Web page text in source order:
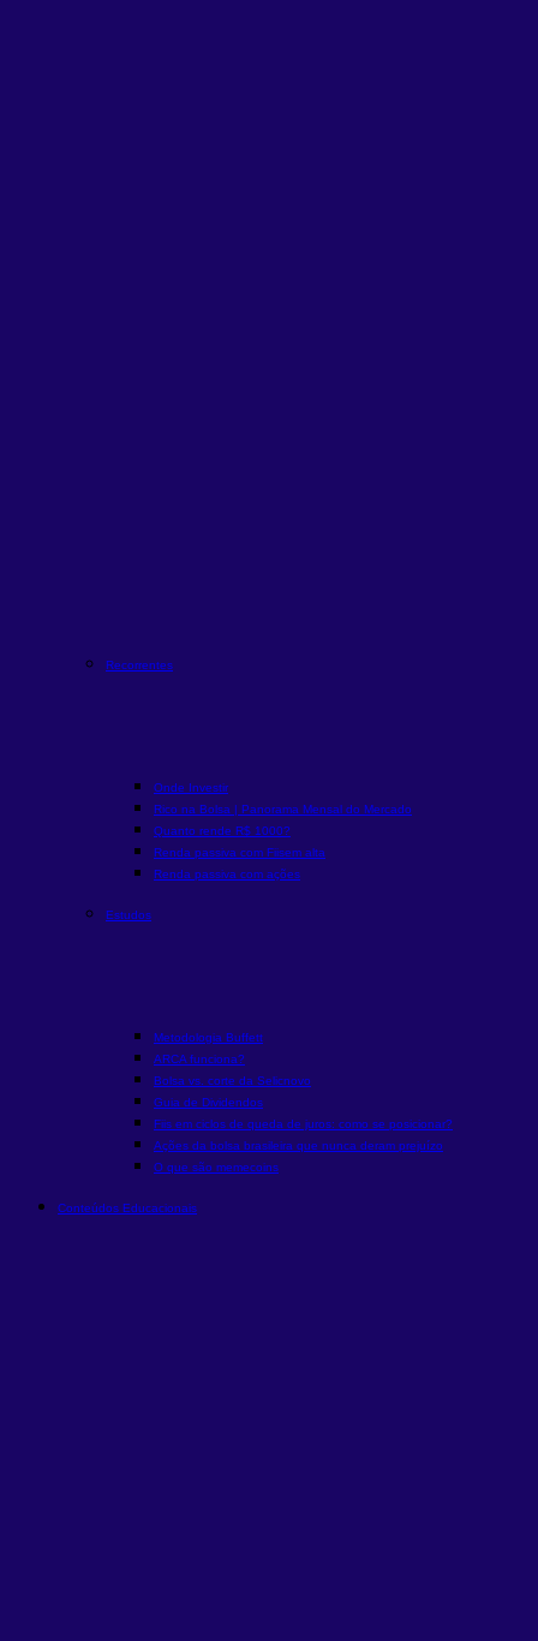
Recorrentes
Onde Investir
Rico na Bolsa | Panorama Mensal do Mercado
Quanto rende R$ 1000?
Renda passiva com Fiisem alta
Renda passiva com ações
Estudos
Metodologia Buffett
ARCA funciona?
Bolsa vs. corte da Selicnovo
Guia de Dividendos
Fiis em ciclos de queda de juros: como se posicionar?
Ações da bolsa brasileira que nunca deram prejuízo
O que são memecoins
Conteúdos Educacionais